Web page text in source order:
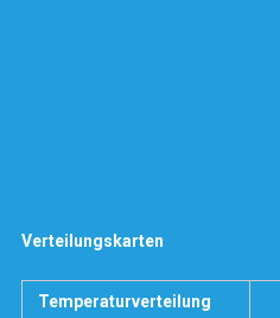
Verteilungskarten
Temperaturverteilung